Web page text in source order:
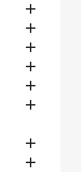







